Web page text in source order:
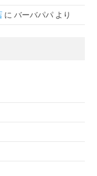
に バーバパパ より